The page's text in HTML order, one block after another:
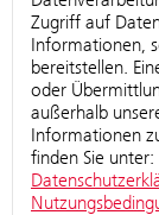
Zugriff auf
Informationen,
bereitstellen.
oder
außerhalb
Informationen
finden Sie unter: